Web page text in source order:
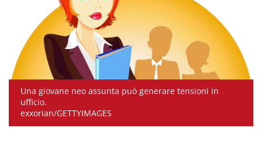
Una giovane neo assunta può generare tensioni in
ufficio.
exxorian/GETTYIMAGES